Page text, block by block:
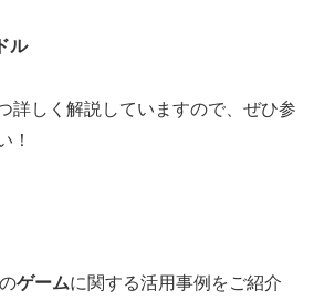
ル
詳しく解説していますので、ぜひ参
！
ゲームに関する活用事例をご紹介